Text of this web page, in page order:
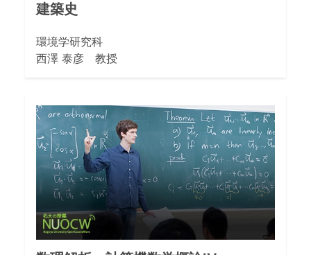
建築史
環境学研究科
西澤 泰彦 教授